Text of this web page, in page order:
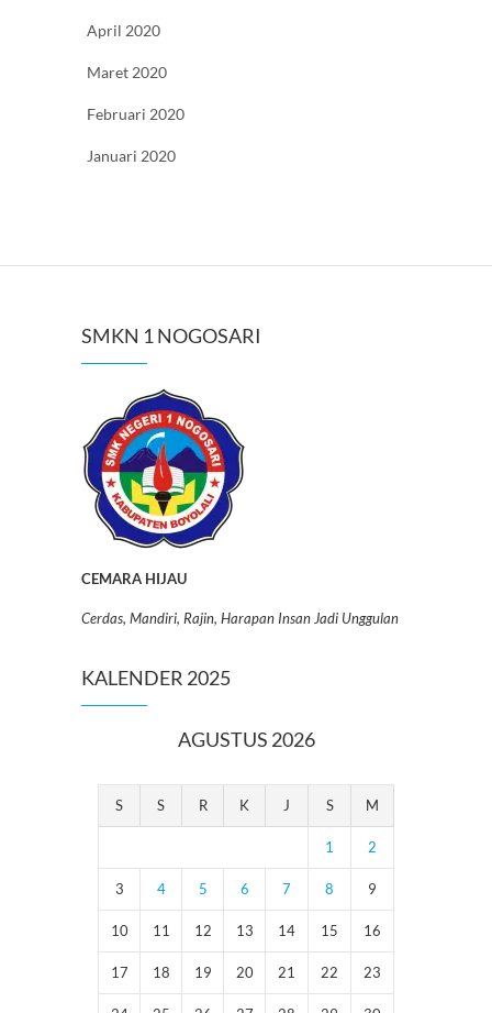
April 2020
Maret 2020
Februari 2020
Januari 2020
SMKN 1 NOGOSARI
CEMARA HIJAU
Cerdas, Mandiri, Rajin, Harapan Insan Jadi Unggulan
KALENDER 2025
AGUSTUS 2026
S S R K J S M
1 2
3 4 5 6 7 8 9
10 11 12 13 14 15 16
17 18 19 20 21 22 23